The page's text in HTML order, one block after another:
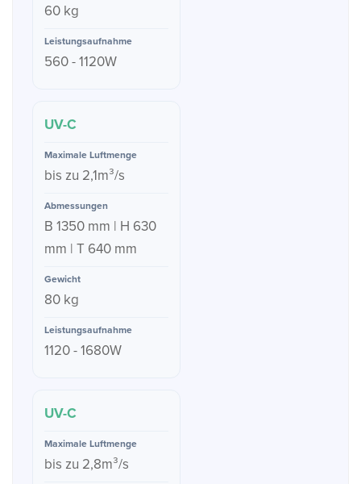
60 kg
560 - 1120W
UV-C
bis zu 2,1m³/s
B 1350 mm | H 630
mm | T 640 mm
80 kg
1120 - 1680W
UV-C
bis zu 2,8m³/s